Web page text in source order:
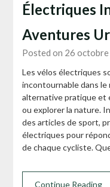
Électriques
Aventures
Posted on 26
Les vélos électriques
incontournable dans
alternative pratique et
ou explorer la nature.
des articles de sport,
électriques pour
de chaque cycliste.
Continue Reading